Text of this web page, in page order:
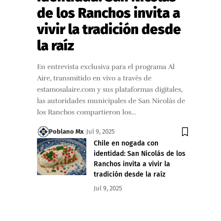
de los Ranchos invita a
vivir la tradición desde
la raíz
En entrevista exclusiva para el programa Al
Aire, transmitido en vivo a través de
estamosalaire.com y sus plataformas digitales,
las autoridades municipales de San Nicolás de
los Ranchos compartieron los…
Poblano Mx Jul 9, 2025
Chile en nogada con
identidad: San Nicolás de los
Ranchos invita a vivir la
tradición desde la raíz
Jul 9, 2025